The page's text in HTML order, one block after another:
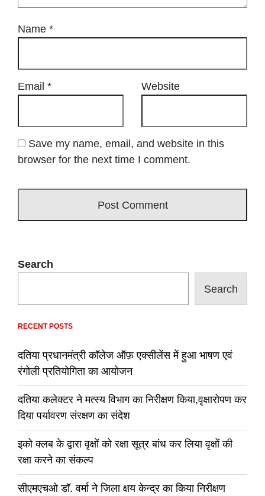
Name *
Email * Website
Save my name, email, and website in this
browser for the next time I comment.
Search
Search
RECENT POSTS
दतिया प्रधानमंत्री कॉलेज ऑफ़ एक्सीलेंस में हुआ भाषण एवं
रंगोली प्रतियोगिता का आयोजन
दतिया कलेक्टर ने मत्स्य विभाग का निरीक्षण किया,वृक्षारोपण कर
दिया पर्यावरण संरक्षण का संदेश
इको क्लब के द्वारा वृक्षों को रक्षा सूत्र बांध कर लिया वृक्षों की
रक्षा करने का संकल्प
सीएमएचओ डॉ. वर्मा ने जिला क्षय केन्द्र का किया निरीक्षण